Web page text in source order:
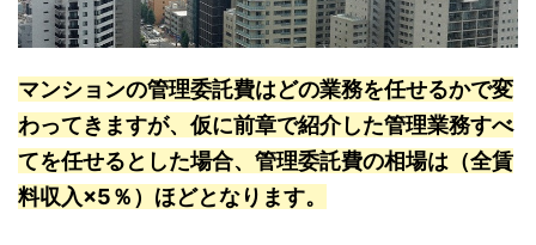
マンションの管理委託費はどの業務を任せるかで変
わってきますが、仮に前章で紹介した管理業務すべ
てを任せるとした場合、管理委託費の相場は（全賃
料収入×5％）ほどとなります。